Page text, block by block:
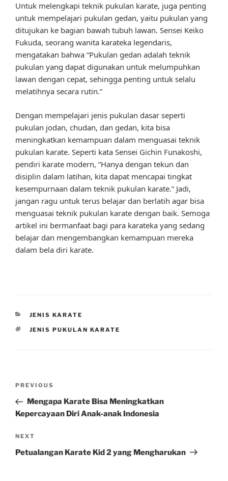
Untuk melengkapi teknik pukulan karate, juga penting
untuk mempelajari pukulan gedan, yaitu pukulan yang
ditujukan ke bagian bawah tubuh lawan. Sensei Keiko
Fukuda, seorang wanita karateka legendaris,
mengatakan bahwa “Pukulan gedan adalah teknik
pukulan yang dapat digunakan untuk melumpuhkan
lawan dengan cepat, sehingga penting untuk selalu
melatihnya secara rutin.”
Dengan mempelajari jenis pukulan dasar seperti
pukulan jodan, chudan, dan gedan, kita bisa
meningkatkan kemampuan dalam menguasai teknik
pukulan karate. Seperti kata Sensei Gichin Funakoshi,
pendiri karate modern, “Hanya dengan tekun dan
disiplin dalam latihan, kita dapat mencapai tingkat
kesempurnaan dalam teknik pukulan karate.” Jadi,
jangan ragu untuk terus belajar dan berlatih agar bisa
menguasai teknik pukulan karate dengan baik. Semoga
artikel ini bermanfaat bagi para karateka yang sedang
belajar dan mengembangkan kemampuan mereka
dalam bela diri karate.
CATEGORIES
JENIS KARATE
TAGS
JENIS PUKULAN KARATE
Previous
Post
PREVIOUS
Mengapa Karate Bisa Meningkatkan
Kepercayaan Diri Anak-anak Indonesia
Next
Post
NEXT
Petualangan Karate Kid 2 yang Mengharukan